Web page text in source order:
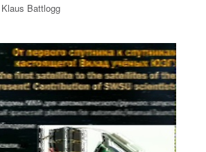
Klaus Battlogg